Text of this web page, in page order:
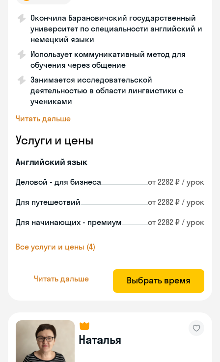
Окончила Барановичский государственный
университет по специальности английский и
немецкий языки
Использует коммуникативный метод для
обучения через общение
Занимается исследовательской
деятельностью в области лингвистики с
учениками
Читать дальше
Услуги и цены
Английский язык
Деловой - для бизнеса от 2282 ₽ / урок
Для путешествий от 2282 ₽ / урок
Для начинающих - премиум от 2282 ₽ / урок
Все услуги и цены (4)
Читать дальше Выбрать время
Наталья